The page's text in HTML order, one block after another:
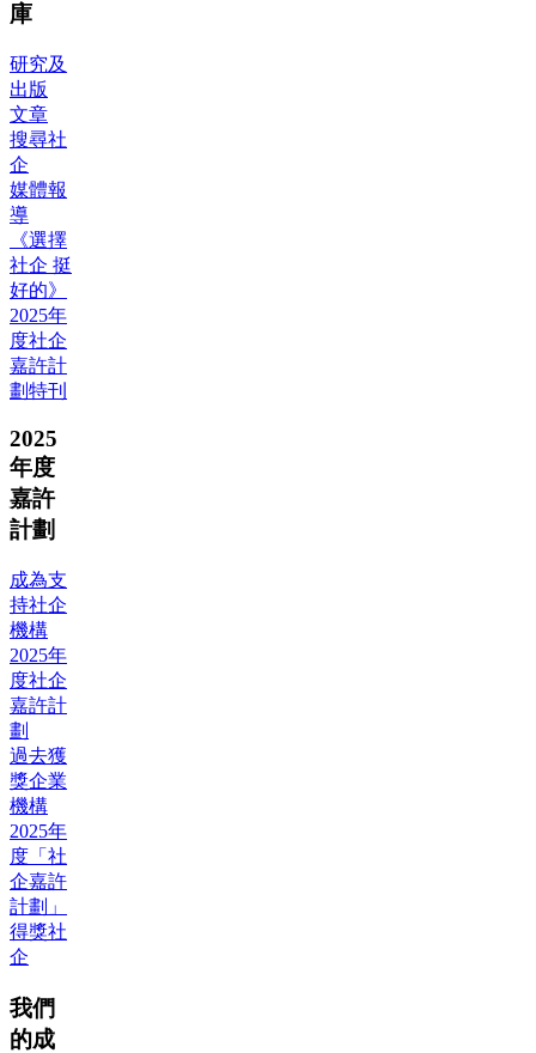
庫
研究及
出版
文章
搜尋社
企
媒體報
導
《選擇
社企 挺
好的》
2025年
度社企
嘉許計
劃特刊
2025
年度
嘉許
計劃
成為支
持社企
機構
2025年
度社企
嘉許計
劃
過去獲
獎企業
機構
2025年
度「社
企嘉許
計劃」
得獎社
企
我們
的成